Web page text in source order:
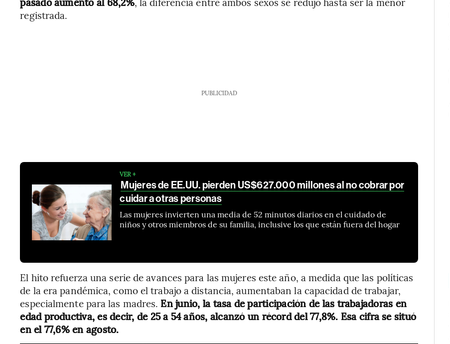
registrada.
PUBLICIDAD
VER +
Mujeres de EE.UU. pierden US$627.000 millones al no cobrar por
cuidar a otras personas
Las mujeres invierten una media de 52 minutos diarios en el cuidado de
niños y otros miembros de su familia, inclusive los que están fuera del hogar
El hito refuerza una serie de avances para las mujeres este año, a medida que las políticas
de la era pandémica, como el trabajo a distancia, aumentaban la capacidad de trabajar,
especialmente para las madres. En junio, la tasa de participación de las trabajadoras en
edad productiva, es decir, de 25 a 54 años, alcanzó un récord del 77,8%. Esa cifra se situó
en el 77,6% en agosto.